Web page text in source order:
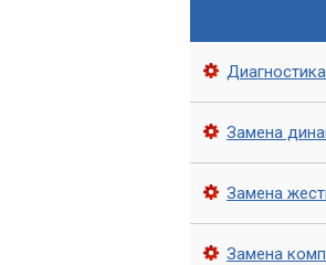
Замена
Замена
Замена